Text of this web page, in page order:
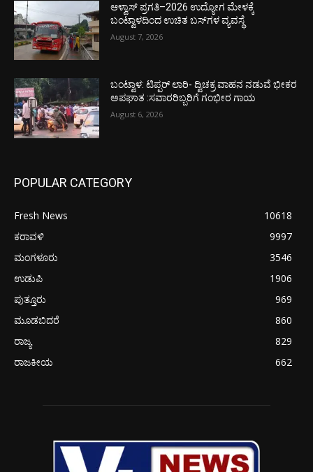
ಆಳ್ವಾಸ್ ಪ್ರಗತಿ–2026 ಉದ್ಯೋಗ ಮೇಳಕ್ಕೆ
ಬಂಟ್ವಾಳದಿಂದ ಉಚಿತ ಬಸ್‌ಗಳ ವ್ಯವಸ್ಥೆ
August 7, 2026
ಬಂಟ್ವಾಳ: ಟಿಪ್ಪರ್ ಲಾರಿ- ದ್ವಿಚಕ್ರ ವಾಹನ ನಡುವೆ ಭೀಕರ
ಅಪಘಾತ :ಸವಾರರಿಬ್ಬರಿಗೆ ಗಂಭೀರ ಗಾಯ
August 6, 2026
POPULAR CATEGORY
Fresh News
10618
ಕರಾವಳಿ
9997
ಮಂಗಳೂರು
3546
ಉಡುಪಿ
1906
ಪುತ್ತೂರು
969
ಮೂಡಬಿದರೆ
860
ರಾಜ್ಯ
829
ರಾಜಕೀಯ
662